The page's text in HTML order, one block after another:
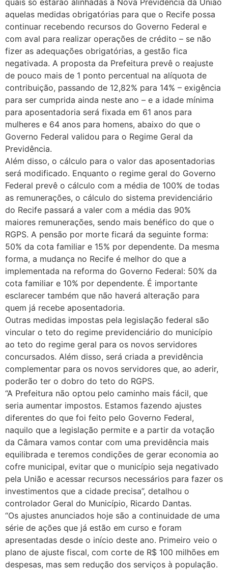
quais só estarão alinhadas à Nova Previdência da União
aquelas medidas obrigatórias para que o Recife possa
continuar recebendo recursos do Governo Federal e
com aval para realizar operações de crédito – se não
fizer as adequações obrigatórias, a gestão fica
negativada. A proposta da Prefeitura prevê o reajuste
de pouco mais de 1 ponto percentual na alíquota de
contribuição, passando de 12,82% para 14% – exigência
para ser cumprida ainda neste ano – e a idade mínima
para aposentadoria será fixada em 61 anos para
mulheres e 64 anos para homens, abaixo do que o
Governo Federal validou para o Regime Geral da
Previdência.
Além disso, o cálculo para o valor das aposentadorias
será modificado. Enquanto o regime geral do Governo
Federal prevê o cálculo com a média de 100% de todas
as remunerações, o cálculo do sistema previdenciário
do Recife passará a valer com a média das 90%
maiores remunerações, sendo mais benéfico do que o
RGPS. A pensão por morte ficará da seguinte forma:
50% da cota familiar e 15% por dependente. Da mesma
forma, a mudança no Recife é melhor do que a
implementada na reforma do Governo Federal: 50% da
cota familiar e 10% por dependente. É importante
esclarecer também que não haverá alteração para
quem já recebe aposentadoria.
Outras medidas impostas pela legislação federal são
vincular o teto do regime previdenciário do município
ao teto do regime geral para os novos servidores
concursados. Além disso, será criada a previdência
complementar para os novos servidores que, ao aderir,
poderão ter o dobro do teto do RGPS.
“A Prefeitura não optou pelo caminho mais fácil, que
seria aumentar impostos. Estamos fazendo ajustes
diferentes do que foi feito pelo Governo Federal,
naquilo que a legislação permite e a partir da votação
da Câmara vamos contar com uma previdência mais
equilibrada e teremos condições de gerar economia ao
cofre municipal, evitar que o município seja negativado
pela União e acessar recursos necessários para fazer os
investimentos que a cidade precisa”, detalhou o
controlador Geral do Município, Ricardo Dantas.
“Os ajustes anunciados hoje são a continuidade de uma
série de ações que já estão em curso e foram
apresentadas desde o início deste ano. Primeiro veio o
plano de ajuste fiscal, com corte de R$ 100 milhões em
despesas, mas sem redução dos serviços à população.